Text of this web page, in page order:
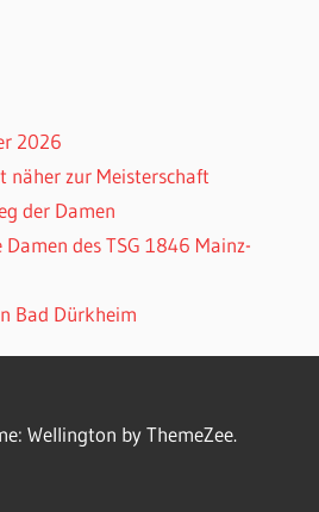
2026
näher zur Meisterschaft
der Damen
des TSG 1846 Mainz-
Bad Dürkheim
Wellington by ThemeZee.